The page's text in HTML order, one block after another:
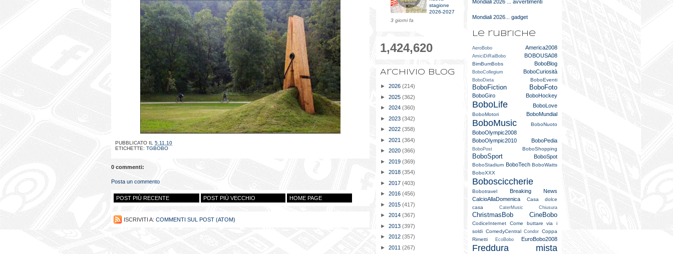
PUBBLICATO IL 5.11.10
ETICHETTE: TGBOBO
0 commenti:
Posta un commento
POST PIÙ RECENTE POST PIÙ VECCHIO HOME PAGE
ISCRIVITI A: COMMENTI SUL POST (ATOM)
stagione
2026-2027
3 giorni fa
1,424,620
Archivio blog
► 2026 (214)
► 2025 (362)
► 2024 (360)
► 2023 (342)
► 2022 (358)
► 2021 (364)
► 2020 (366)
► 2019 (369)
► 2018 (354)
► 2017 (403)
► 2016 (456)
► 2015 (417)
► 2014 (367)
► 2013 (397)
► 2012 (357)
► 2011 (267)
Mondiali 2026 ... avvertimenti
Mondiali 2026... gadget
Le rubriche
AeroBobo America2008
AmiciDiRaiBobo BOBOUSA08
BimBumBobs BoboBlog
BoboCollegium BoboCuriosità
BoboDieta BoboEventi
BoboFiction BoboFoto
BoboGiro BoboHockey
BoboLife BoboLove
BoboMotori BoboMundial
BoboMusic BoboNuoto
BoboOlympic2008
BoboOlympic2010
BoboPedia
BoboPost BoboShopping
BoboSport BoboSpot
BoboStadium BoboTech BoboWatts
BoboXXX
Bobosciccherie
Bobotravel
Breaking News
CalcioAllaDomenica
Casa dolce
casa
CaterMusic Chiusura
ChristmasBob CineBobo
CodiceInternet
Come buttare via i
soldi ComedyCentral Condor
Coppa
Rimetti
EcoBobo EuroBobo2008
Freddura mista